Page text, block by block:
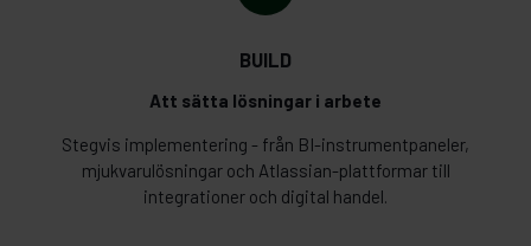
BUILD
Att sätta lösningar i arbete
Stegvis implementering - från BI-instrumentpaneler,
mjukvarulösningar och Atlassian-plattformar till
integrationer och digital handel.